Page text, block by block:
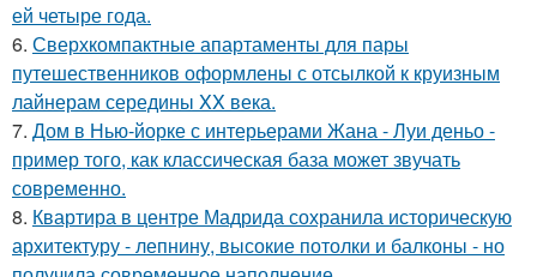
ей четыре года.
6. Сверхкомпактные апартаменты для пары
путешественников оформлены с отсылкой к круизным
лайнерам середины XX века.
7. Дом в Нью-йорке с интерьерами Жана - Луи деньо -
пример того, как классическая база может звучать
современно.
8. Квартира в центре Мадрида сохранила историческую
архитектуру - лепнину, высокие потолки и балконы - но